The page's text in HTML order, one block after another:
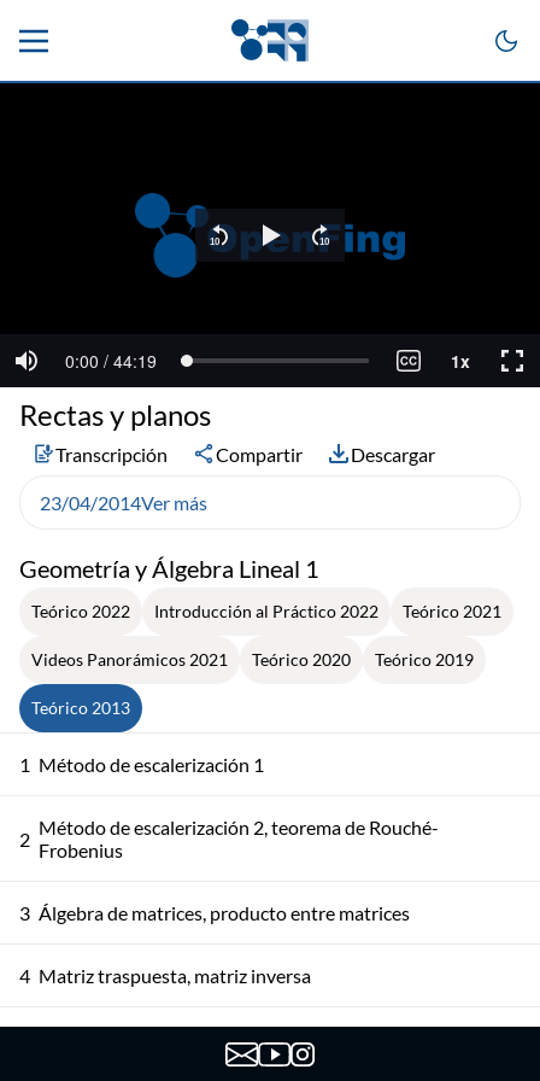
Geometría y Álgebra Lineal 1
Teórico 2022 Introducción al Práctico 2022 Teórico 2021
Videos Panorámicos 2021 Teórico 2020 Teórico 2019
Teórico 2013
1 Método de escalerización 1
2 Método de escalerización 2, teorema de Rouché-
Frobenius
3 Álgebra de matrices, producto entre matrices
4 Matriz traspuesta, matriz inversa
El espacio de n-uplas. Combinación lineal. Independencia
Rectas y planos
Transcripción Compartir Descargar
23/04/2014Ver más